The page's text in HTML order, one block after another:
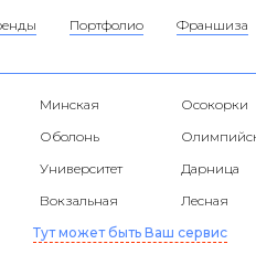
Портфолио
Франшиза
Минская
Осокорки
Оболонь
Университет
Дарница
Вокзальная
Лесная
Тут может быть Ваш сервис